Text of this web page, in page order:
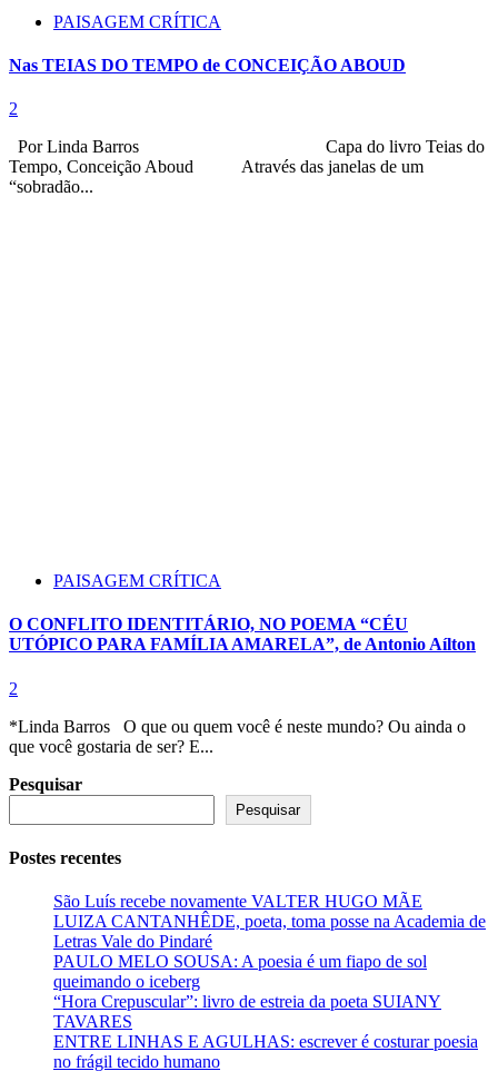
PAISAGEM CRÍTICA
Nas TEIAS DO TEMPO de CONCEIÇÃO ABOUD
2
Por Linda Barros Capa do livro Teias do
Tempo, Conceição Aboud Através das janelas de um
“sobradão...
PAISAGEM CRÍTICA
O CONFLITO IDENTITÁRIO, NO POEMA “CÉU
UTÓPICO PARA FAMÍLIA AMARELA”, de Antonio Aílton
2
*Linda Barros O que ou quem você é neste mundo? Ou ainda o
que você gostaria de ser? E...
Pesquisar
Pesquisar
Postes recentes
São Luís recebe novamente VALTER HUGO MÃE
LUIZA CANTANHÊDE, poeta, toma posse na Academia de
Letras Vale do Pindaré
PAULO MELO SOUSA: A poesia é um fiapo de sol
queimando o iceberg
“Hora Crepuscular”: livro de estreia da poeta SUIANY
TAVARES
ENTRE LINHAS E AGULHAS: escrever é costurar poesia
no frágil tecido humano